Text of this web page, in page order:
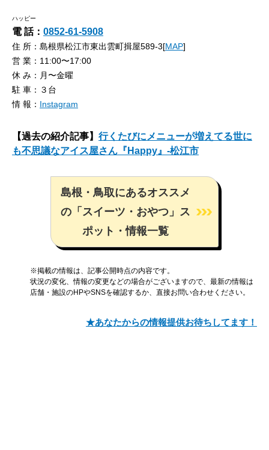
ハッピー
電 話： 0852-61-5908
住 所：島根県松江市東出雲町揖屋589-3[MAP]
営 業：11:00〜17:00
休 み：月〜金曜
駐 車：３台
情 報： Instagram
【過去の紹介記事】 行くたびにメニューが増えてる世に
も不思議なアイス屋さん『Happy』-松江市
島根・鳥取にあるオススメ
の「スイーツ・おやつ」ス
ポット・情報一覧
※掲載の情報は、記事公開時点の内容です。
状況の変化、情報の変更などの場合がございますので、最新の情報は
店舗・施設のHPやSNSを確認するか、直接お問い合わせください。
★あなたからの情報提供お待ちしてます！